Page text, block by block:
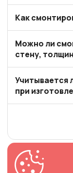
Как
Можно ли
стену,
Учитывается
при